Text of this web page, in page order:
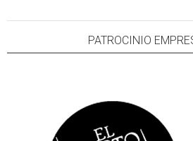
PATROCINIO